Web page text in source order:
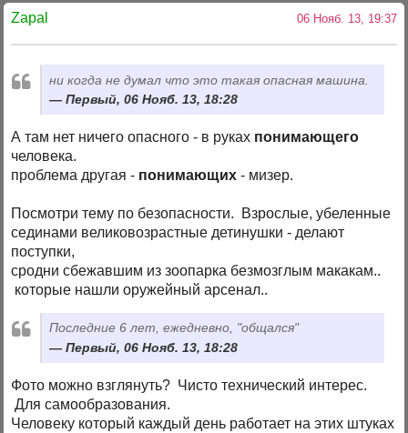
Zapal 06 Нояб. 13, 19:37
ни когда не думал что это такая опасная машина.
Первый, 06 Нояб. 13, 18:28
А там нет ничего опасного - в руках понимающего
человека.
проблема другая - понимающих - мизер.
Посмотри тему по безопасности. Взрослые, убеленные
сединами великовозрастные детинушки - делают
поступки,
сродни сбежавшим из зоопарка безмозглым макакам..
которые нашли оружейный арсенал..
Последние 6 лет, ежедневно, "общался"
Первый, 06 Нояб. 13, 18:28
Фото можно взглянуть? Чисто технический интерес.
Для самообразования.
Человеку который каждый день работает на этих штуках